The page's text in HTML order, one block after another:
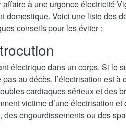
à une urgence électricité
domestique. Voici une liste des
conseils pour les éviter :
électrique dans un corps. Si le
au décès, l’électrisation est
cardiaques sérieux et des
victime d’une électrisation
des engourdissements ou des